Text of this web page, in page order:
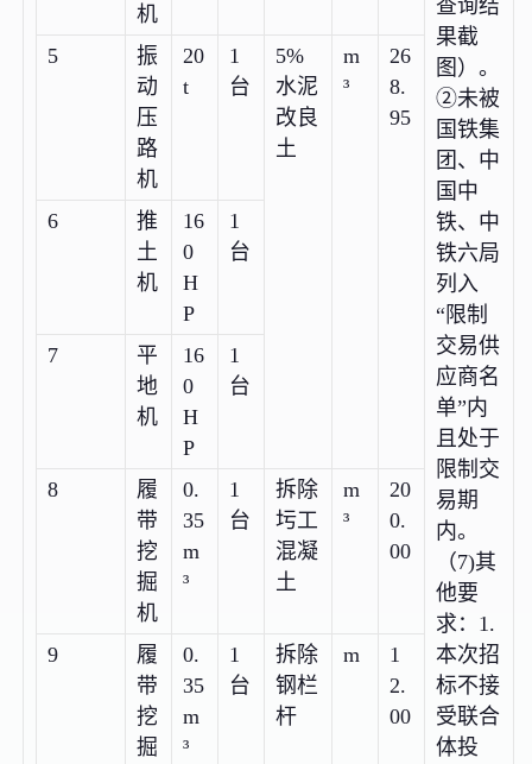
查询结
果截
图）。
②未被
国铁集
团、中
国中
铁、中
铁六局
列入
“限制
交易供
应商名
单”内
且处于
限制交
易期
内。
（7)其
他要
求：1.
本次招
标不接
受联合
体投
机
5
振
动
压
路
机
20
t
1
台
5%
水泥
改良
土
m
³
26
8.
95
6
推
土
机
16
0
H
P
1
台
7
平
地
机
16
0
H
P
1
台
8
履
带
挖
掘
机
0.
35
m
³
1
台
拆除
圬工
混凝
土
m
³
20
0.
00
9
履
带
挖
掘
0.
35
m
³
1
台
拆除
钢栏
杆
m
1
2.
00